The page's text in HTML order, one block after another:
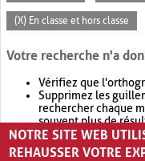
(X) En classe et hors classe
Votre recherche n'a
Vérifiez que
Supprimez les
rechercher chaque
souvent plus de
Envisagez d'élargir
retournera souvent
NOTRE SITE WEB
REHAUSSER VOTRE